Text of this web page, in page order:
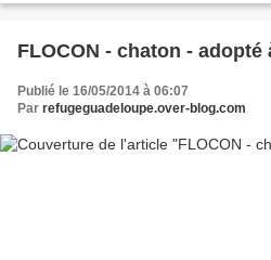
FLOCON - chaton -
Publié le 16/05/2014 à 06:07
Par refugeguadeloupe.over-blog.com